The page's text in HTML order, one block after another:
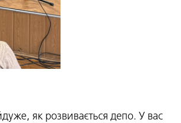
як розвивається депо. У вас